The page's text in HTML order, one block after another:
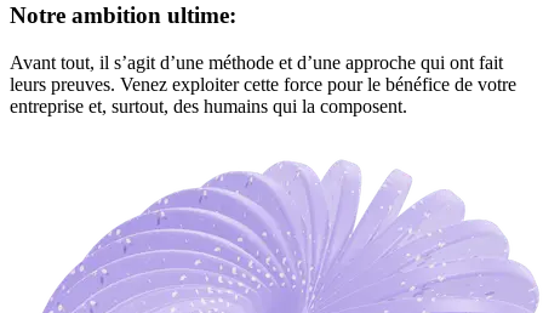
Notre ambition ultime:
Avant tout, il s’agit d’une méthode et d’une approche qui ont fait
leurs preuves. Venez exploiter cette force pour le bénéfice de votre
entreprise et, surtout, des humains qui la composent.